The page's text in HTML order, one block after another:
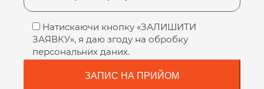
Натискаючи кнопку «ЗАЛИШИТИ
ЗАЯВКУ», я даю згоду на обробку
персональних даних.